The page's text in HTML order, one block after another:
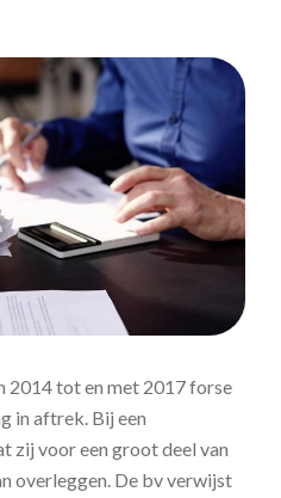
2014 tot en met 2017 forse
in aftrek. Bij een
zij voor een groot deel van
overleggen. De bv verwijst